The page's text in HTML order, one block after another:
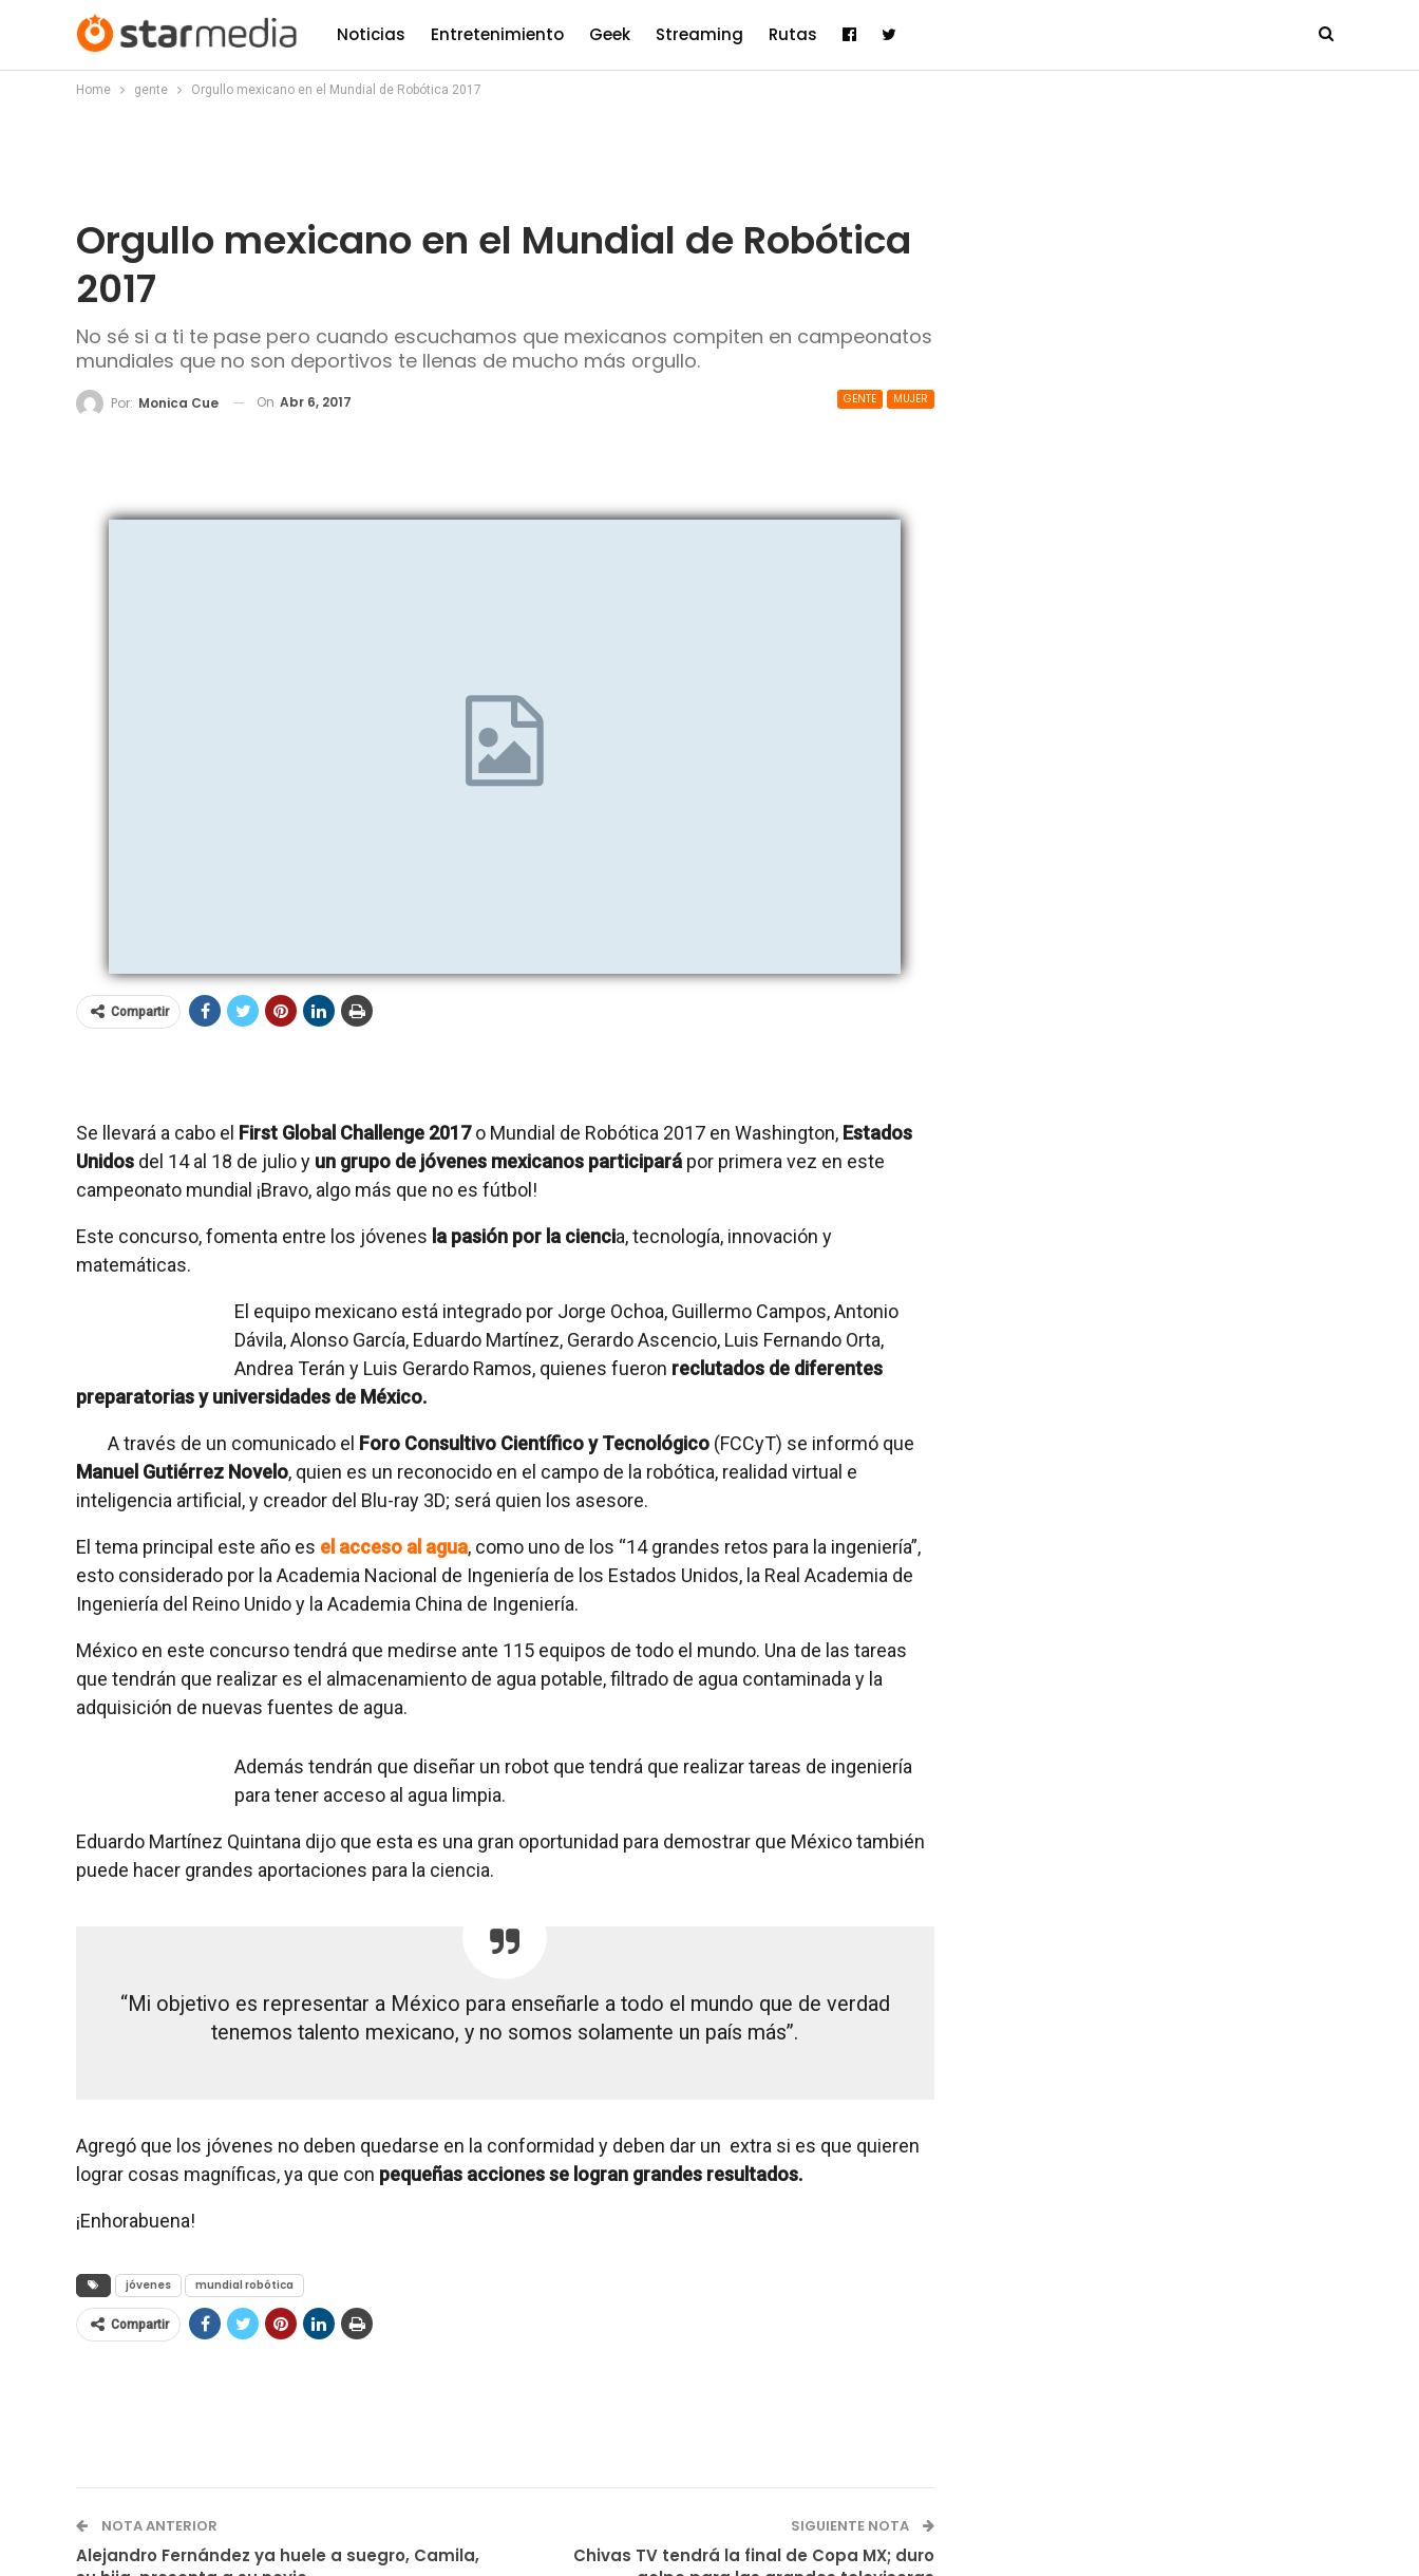
Noticias Entretenimiento Geek Streaming Rutas
Home gente Orgullo mexicano en el Mundial de Robótica 2017
Orgullo mexicano en el Mundial de Robótica
2017
No sé si a ti te pase pero cuando escuchamos que mexicanos compiten en campeonatos
mundiales que no son deportivos te llenas de mucho más orgullo.
GENTE MUJER
Por: Monica Cue On Abr 6, 2017
Compartir
Se llevará a cabo el First Global Challenge 2017o Mundial de Robótica 2017 en Washington, Estados
Unidos del 14 al 18 de julio y un grupo de jóvenes mexicanos participará por primera vez en este
campeonato mundial ¡Bravo, algo más que no es fútbol!
Este concurso, fomenta entre los jóvenes la pasión por la ciencia, tecnología, innovación y
matemáticas.
El equipo mexicano está integrado por Jorge Ochoa, Guillermo Campos, Antonio
Dávila, Alonso García, Eduardo Martínez, Gerardo Ascencio, Luis Fernando Orta,
Andrea Terán y Luis Gerardo Ramos, quienes fueron reclutados de diferentes
preparatorias y universidades de México.
A través de un comunicado el Foro Consultivo Científico y Tecnológico (FCCyT) se informó que
Manuel Gutiérrez Novelo, quien es un reconocido en el campo de la robótica, realidad virtual e
inteligencia artificial, y creador del Blu-ray 3D; será quien los asesore.
El tema principal este año es el acceso al agua, como uno de los “14 grandes retos para la ingeniería”,
esto considerado por la Academia Nacional de Ingeniería de los Estados Unidos, la Real Academia de
Ingeniería del Reino Unido y la Academia China de Ingeniería.
México en este concurso tendrá que medirse ante 115 equipos de todo el mundo. Una de las tareas
que tendrán que realizar es el almacenamiento de agua potable, filtrado de agua contaminada y la
adquisición de nuevas fuentes de agua.
Además tendrán que diseñar un robot que tendrá que realizar tareas de ingeniería
para tener acceso al agua limpia.
Eduardo Martínez Quintana dijo que esta es una gran oportunidad para demostrar que México también
puede hacer grandes aportaciones para la ciencia.
“Mi objetivo es representar a México para enseñarle a todo el mundo que de verdad
tenemos talento mexicano, y no somos solamente un país más”.
Agregó que los jóvenes no deben quedarse en la conformidad y deben dar un extra si es que quieren
lograr cosas magníficas, ya que con pequeñas acciones se logran grandes resultados.
¡Enhorabuena!
jóvenes mundial robótica
Compartir
NOTA ANTERIOR
Alejandro Fernández ya huele a suegro, Camila,
SIGUIENTE NOTA
Chivas TV tendrá la final de Copa MX; duro